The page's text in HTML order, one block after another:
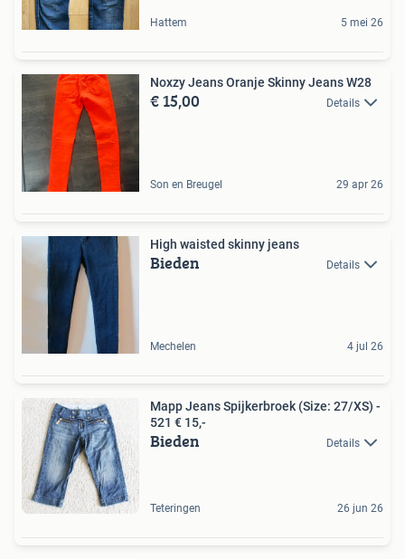
Hattem 5 mei 26
Noxzy Jeans Oranje Skinny Jeans W28
€ 15,00 Details
Son en Breugel 29 apr 26
High waisted skinny jeans
Bieden Details
Mechelen 4 jul 26
Mapp Jeans Spijkerbroek (Size: 27/XS) -
521 € 15,-
Bieden Details
Teteringen 26 jun 26